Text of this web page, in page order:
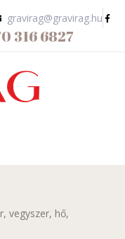
gravirag@gravirag.hu
316 6827
vegyszer, hő,